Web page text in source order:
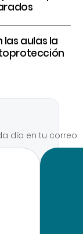
aulas la
día en tu correo.